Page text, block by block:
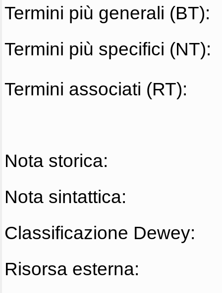
Termini più generali (BT):
Termini più specifici (NT):
Termini associati (RT):
Nota storica:
Nota sintattica:
Classificazione Dewey:
Risorsa esterna: